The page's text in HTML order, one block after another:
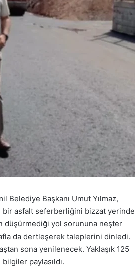
Belediye Başkanı Umut Yılmaz,
bir asfalt seferberliğini bizzat yerinde
düşürmediği yol sorununa neşter
da dertleşerek taleplerini dinledi.
sona yenilenecek. Yaklaşık 125
paylasıldı.